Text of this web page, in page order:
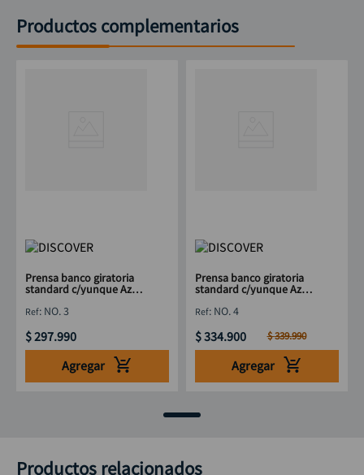
Productos complementarios
Prensa banco giratoria
standard c/yunque Azul
: NO. 3
$297.990
Agregar
Prensa banco giratoria
standard c/yunque Azul
: NO. 4
$334.900 $339.990
Agregar
Productos relacionados